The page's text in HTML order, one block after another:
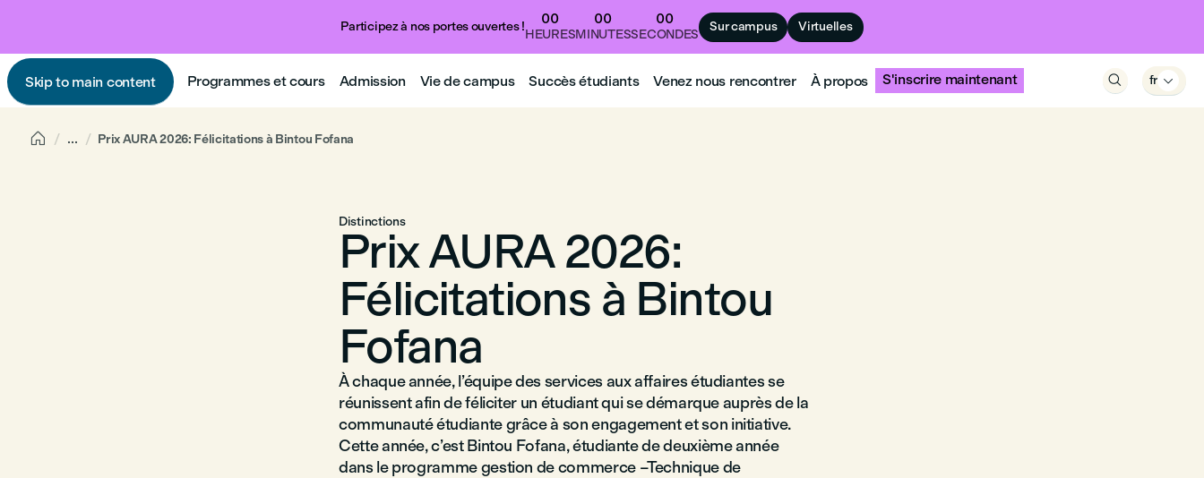
Participez à nos portes ouvertes ! 00
HEURES
00
MINUTES
00
SECONDES Sur campus Virtuelles
Skip to main content Programmes et cours Admission Vie de campus Succès étudiants Venez nous rencontrer À propos S'inscrire maintenant  fr 
 ... Prix AURA 2026: Félicitations à Bintou Fofana
Distinctions
Prix AURA 2026:
Félicitations à Bintou
Fofana
À chaque année, l’équipe des services aux affaires étudiantes se
réunissent afin de féliciter un étudiant qui se démarque auprès de la
communauté étudiante grâce à son engagement et son initiative.
Cette année, c’est Bintou Fofana, étudiante de deuxième année
dans le programme gestion de commerce –Technique de